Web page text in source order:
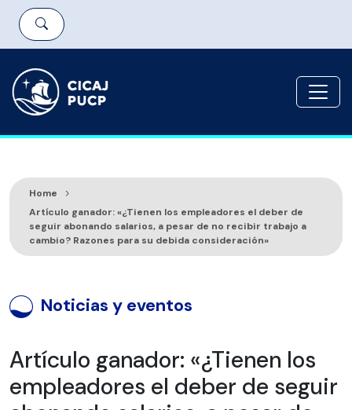
Home
Artículo ganador: «¿Tienen los empleadores el deber de
seguir abonando salarios, a pesar de no recibir trabajo a
cambio? Razones para su debida consideración»
Noticias y eventos
Artículo ganador: «¿Tienen los
empleadores el deber de seguir